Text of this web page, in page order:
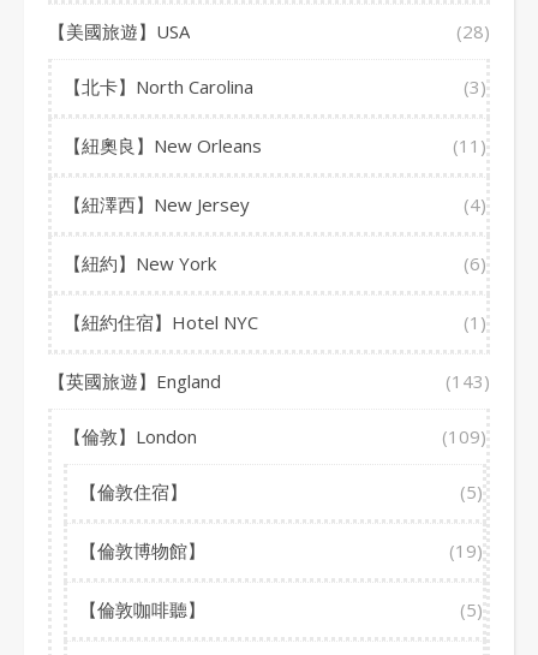
【美國旅遊】USA (28)
【北卡】North Carolina (3)
【紐奧良】New Orleans (11)
【紐澤西】New Jersey (4)
【紐約】New York (6)
【紐約住宿】Hotel NYC (1)
【英國旅遊】England (143)
【倫敦】London (109)
【倫敦住宿】 (5)
【倫敦博物館】 (19)
【倫敦咖啡聽】 (5)